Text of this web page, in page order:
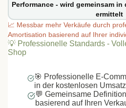
Performance - wird gemeinsam
ermittelt
📈 Messbar mehr Verkäufe durch
Amortisation basierend auf Ihrer
💡 Professionelle Standards -
Shop
🎯 Professionelle E-
in der kostenlosen
💬 Gemeinsame
basierend auf Ihren